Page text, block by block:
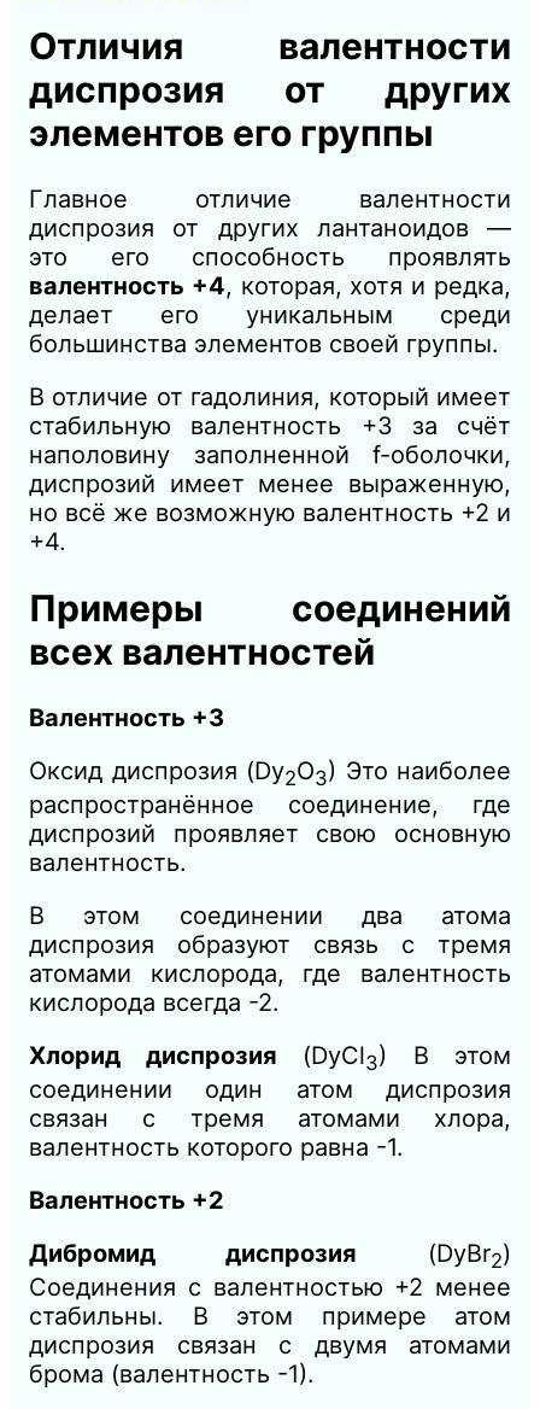
Отличия валентности
диспрозия от других
элементов его группы
Главное отличие валентности
диспрозия от других лантаноидов —
это его способность проявлять
валентность +4, которая, хотя и редка,
делает его уникальным среди
большинства элементов своей группы.
В отличие от гадолиния, который имеет
стабильную валентность +3 за счёт
наполовину заполненной f-оболочки,
диспрозий имеет менее выраженную,
но всё же возможную валентность +2 и
+4.
Примеры соединений
всех валентностей
Валентность +3
Оксид диспрозия (Dy2​O3​) Это наиболее
распространённое соединение, где
диспрозий проявляет свою основную
валентность.
В этом соединении два атома
диспрозия образуют связь с тремя
атомами кислорода, где валентность
кислорода всегда -2.
Хлорид диспрозия (DyCl3​) В этом
соединении один атом диспрозия
связан с тремя атомами хлора,
валентность которого равна -1.
Валентность +2
Дибромид диспрозия (DyBr2​)
Соединения с валентностью +2 менее
стабильны. В этом примере атом
диспрозия связан с двумя атомами
брома (валентность -1).